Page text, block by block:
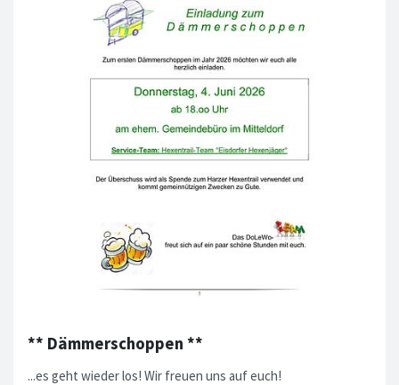
** Dämmerschoppen **
...es geht wieder los! Wir freuen uns auf euch!